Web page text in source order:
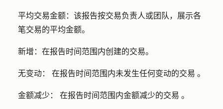
平均交易金额： 该报告按交易负责人或团队，展示各
笔交易的平均金额。
新增： 在报告时间范围内创建的交易。
无变动： 在报告时间范围内未发生任何变动的交易 。
金额减少： 在报告时间范围内金额减少的交易 。